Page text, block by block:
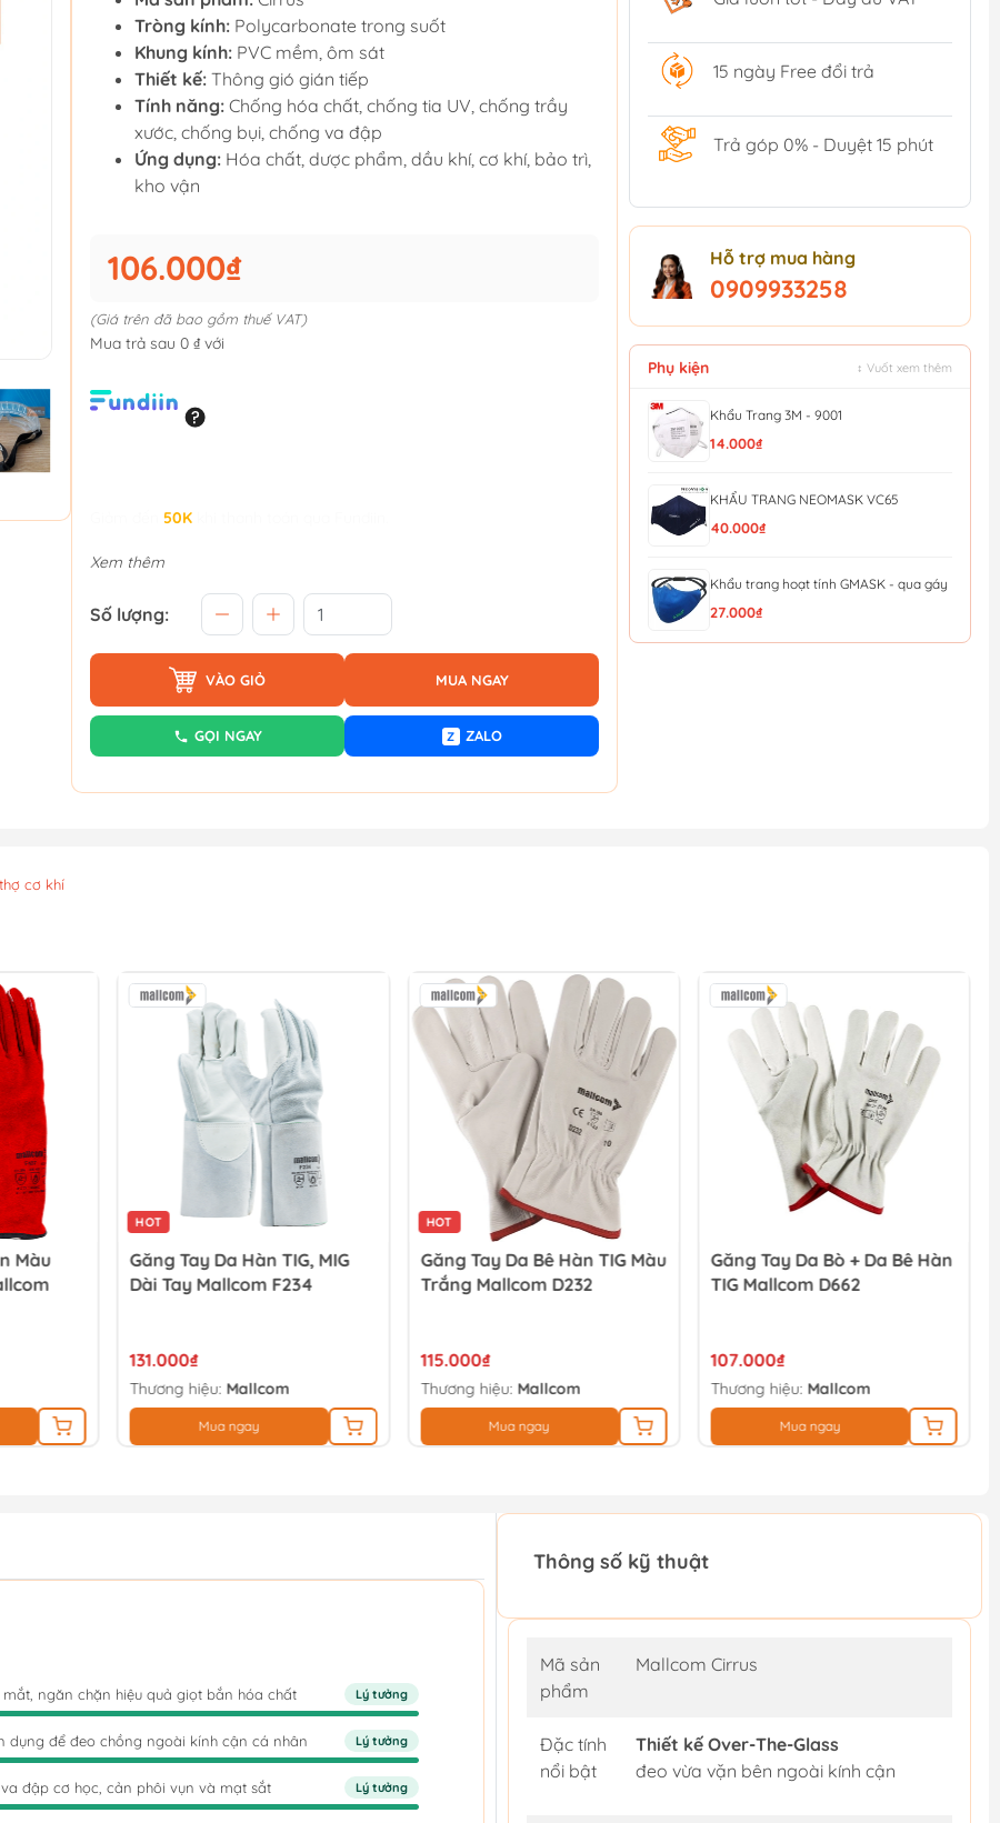
Tròng kính: Polycarbonate trong suốt
Khung kính: PVC mềm, ôm sát
Thiết kế: Thông gió gián tiếp
Tính năng: Chống hóa chất, chống tia UV, chống trầy
xước, chống bụi, chống va đập
Ứng dụng: Hóa chất, dược phẩm, dầu khí, cơ khí, bảo trì,
kho vận
106.000₫
(Giá trên đã bao gồm thuế VAT)
Mua trả sau 0 ₫ với
50K
Xem thêm
Số lượng:
VÀO GIỎ MUA NGAY
GỌI NGAY Z ZALO
15 ngày Free đổi trả
Trả góp 0% - Duyệt 15 phút
Hỗ trợ mua hàng
0909933258
Phụ kiện ↕ Vuốt xem thêm
Khẩu Trang 3M - 9001
14.000₫
KHẨU TRANG NEOMASK VC65
40.000₫
Khẩu trang hoạt tính GMASK - qua gáy
27.000₫
cơ khí
Màu
HOT
Găng Tay Da Hàn TIG, MIG
Dài Tay Mallcom F234
131.000₫
Thương hiệu: Mallcom
Mua ngay
HOT
Găng Tay Da Bê Hàn TIG Màu
Trắng Mallcom D232
115.000₫
Thương hiệu: Mallcom
Mua ngay
Găng Tay Da Bò + Da Bê Hàn
TIG Mallcom D662
107.000₫
Thương hiệu: Mallcom
Mua ngay
ngăn chặn hiệu quả giọt bắn hóa chất Lý tưởng
dụng để đeo chồng ngoài kính cận cá nhân Lý tưởng
đập cơ học, cản phôi vụn và mạt sắt Lý tưởng
Thông số kỹ thuật
Mã sản
phẩm
Mallcom Cirrus
Đặc tính
nổi bật
Thiết kế Over-The-Glass
đeo vừa vặn bên ngoài kính cận